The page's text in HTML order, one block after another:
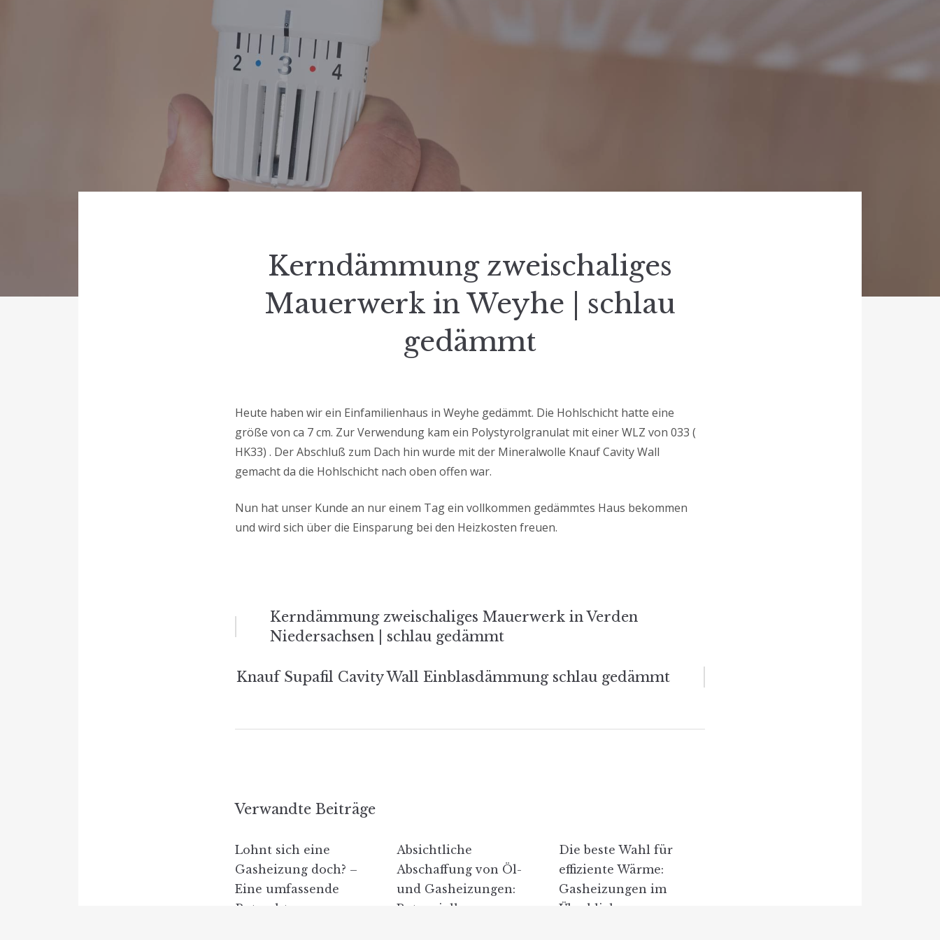
Kerndämmung zweischaliges
Mauerwerk in Weyhe | schlau
gedämmt
Heute haben wir ein Einfamilienhaus in Weyhe gedämmt. Die Hohlschicht hatte eine
größe von ca 7 cm. Zur Verwendung kam ein Polystyrolgranulat mit einer WLZ von 033 (
HK33) . Der Abschluß zum Dach hin wurde mit der Mineralwolle Knauf Cavity Wall
gemacht da die Hohlschicht nach oben offen war.
Nun hat unser Kunde an nur einem Tag ein vollkommen gedämmtes Haus bekommen
und wird sich über die Einsparung bei den Heizkosten freuen.
Beitrags-
Kerndämmung zweischaliges Mauerwerk in Verden
Niedersachsen | schlau gedämmt
Knauf Supafil Cavity Wall Einblasdämmung schlau gedämmt
Verwandte Beiträge
Lohnt sich eine
Gasheizung doch? –
Eine umfassende
Betrachtung
Absichtliche
Abschaffung von Öl-
und Gasheizungen:
Potenzielle
Die beste Wahl für
effiziente Wärme:
Gasheizungen im
Überblick